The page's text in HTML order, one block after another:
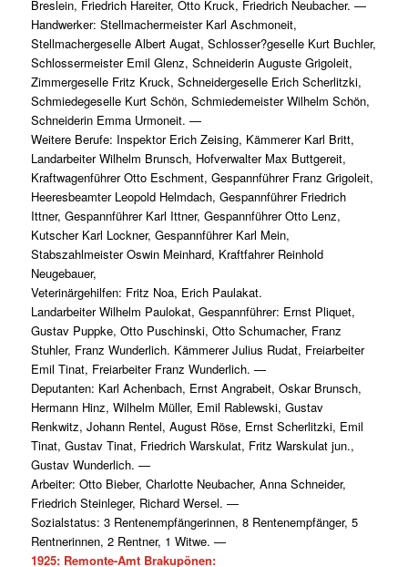
Breslein, Friedrich Hareiter, Otto Kruck, Friedrich Neubacher. —
Handwerker: Stellmachermeister Karl Aschmoneit,
Stellmachergeselle Albert Augat, Schlosser?geselle Kurt Buchler,
Schlossermeister Emil Glenz, Schneiderin Auguste Grigoleit,
Zimmergeselle Fritz Kruck, Schneidergeselle Erich Scherlitzki,
Schmiedegeselle Kurt Schön, Schmiedemeister Wilhelm Schön,
Schneiderin Emma Urmoneit. —
Weitere Berufe: Inspektor Erich Zeising, Kämmerer Karl Britt,
Landarbeiter Wilhelm Brunsch, Hofverwalter Max Buttgereit,
Kraftwagenführer Otto Eschment, Gespannführer Franz Grigoleit,
Heeresbeamter Leopold Helmdach, Gespannführer Friedrich
Ittner, Gespannführer Karl Ittner, Gespannführer Otto Lenz,
Kutscher Karl Lockner, Gespannführer Karl Mein,
Stabszahlmeister Oswin Meinhard, Kraftfahrer Reinhold
Neugebauer,
Veterinärgehilfen: Fritz Noa, Erich Paulakat.
Landarbeiter Wilhelm Paulokat, Gespannführer: Ernst Pliquet,
Gustav Puppke, Otto Puschinski, Otto Schumacher, Franz
Stuhler, Franz Wunderlich. Kämmerer Julius Rudat, Freiarbeiter
Emil Tinat, Freiarbeiter Franz Wunderlich. —
Deputanten: Karl Achenbach, Ernst Angrabeit, Oskar Brunsch,
Hermann Hinz, Wilhelm Müller, Emil Rablewski, Gustav
Renkwitz, Johann Rentel, August Röse, Ernst Scherlitzki, Emil
Tinat, Gustav Tinat, Friedrich Warskulat, Fritz Warskulat jun.,
Gustav Wunderlich. —
Arbeiter: Otto Bieber, Charlotte Neubacher, Anna Schneider,
Friedrich Steinleger, Richard Wersel. —
Sozialstatus: 3 Rentenempfängerinnen, 8 Rentenempfänger, 5
Rentnerinnen, 2 Rentner, 1 Witwe. —
1925: Remonte-Amt Brakupönen: